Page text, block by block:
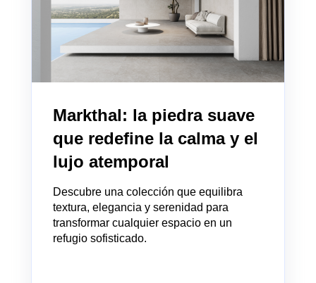
Markthal: la piedra suave
que redefine la calma y el
lujo atemporal
Descubre una colección que equilibra
textura, elegancia y serenidad para
transformar cualquier espacio en un
refugio sofisticado.